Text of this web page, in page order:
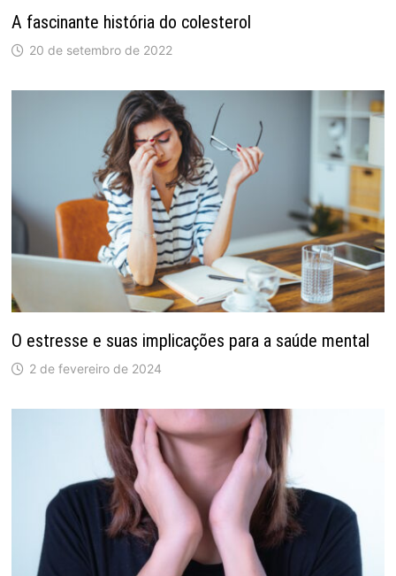
A fascinante história do colesterol
20 de setembro de 2022
O estresse e suas implicações para a saúde mental
2 de fevereiro de 2024